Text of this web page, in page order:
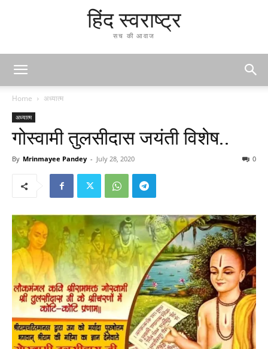
हिंद स्वराष्ट्र
सच की आवाज
Home अध्यात्म
अध्यात्म
गोस्वामी तुलसीदास जयंती विशेष..
By Mrinmayee Pandey - July 28, 2020 0